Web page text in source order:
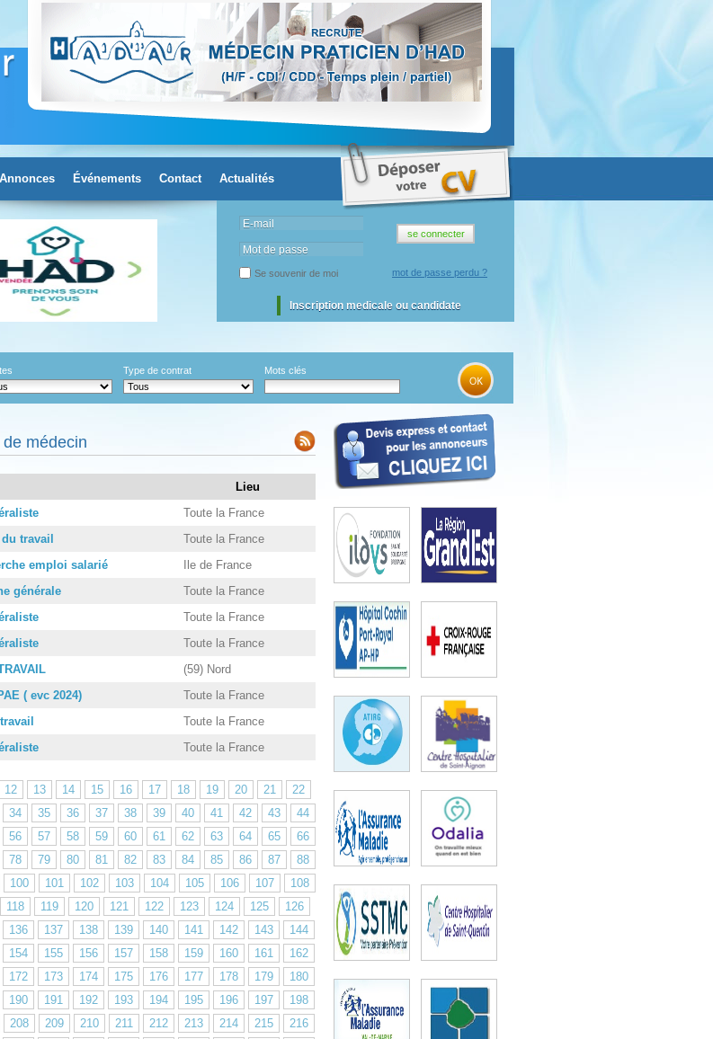
Événements Contact Actualités
E-mail
Mot de passe
Inscription medicale ou candidate
mot de passe perdu ?
Se souvenir de moi
Type de contrat Mots clés
médecin
Lieu
Toute la France
travail
Toute la France
emploi salarié
Ile de France
générale
Toute la France
Toute la France
Toute la France
(59) Nord
( evc 2024)
Toute la France
Toute la France
Toute la France
12 13 14 15 16 17 18 19 20 21
22
34 35 36 37 38 39 40 41 42 43
44
56 57 58 59 60 61 62 63 64 65
66
78 79 80 81 82 83 84 85 86 87
88
100 101 102 103 104 105 106 107
108
118 119 120 121 122 123 124 125
126
136 137 138 139 140 141 142 143
144
154 155 156 157 158 159 160 161
162
172 173 174 175 176 177 178 179
180
190 191 192 193 194 195 196 197
198
208 209 210 211 212 213 214 215
216